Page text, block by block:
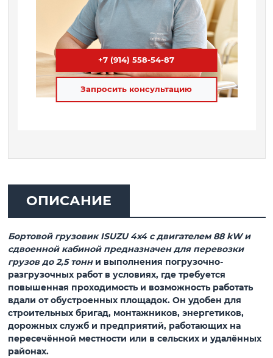
+7 (914) 558-54-87
Запросить консультацию
ОПИСАНИЕ
Бортовой грузовик ISUZU 4x4 с двигателем 88 kW и
сдвоенной кабиной предназначен для перевозки
грузов до 2,5 тонни выполнения погрузочно-
разгрузочных работ в условиях, где требуется
повышенная проходимость и возможность работать
вдали от обустроенных площадок. Он удобен для
строительных бригад, монтажников, энергетиков,
дорожных служб и предприятий, работающих на
пересечённой местности или в сельских и удалённых
районах.